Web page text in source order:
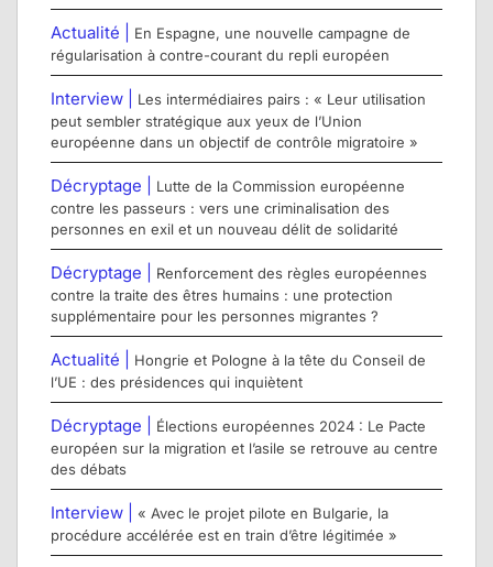
Actualité |
En Espagne, une nouvelle campagne de
régularisation à contre-courant du repli européen
Interview |
Les intermédiaires pairs : « Leur utilisation
peut sembler stratégique aux yeux de l’Union
européenne dans un objectif de contrôle migratoire »
Décryptage |
Lutte de la Commission européenne
contre les passeurs : vers une criminalisation des
personnes en exil et un nouveau délit de solidarité
Décryptage |
Renforcement des règles européennes
contre la traite des êtres humains : une protection
supplémentaire pour les personnes migrantes ?
Actualité |
Hongrie et Pologne à la tête du Conseil de
l’UE : des présidences qui inquiètent
Décryptage |
Élections européennes 2024 : Le Pacte
européen sur la migration et l’asile se retrouve au centre
des débats
Interview |
« Avec le projet pilote en Bulgarie, la
procédure accélérée est en train d’être légitimée »